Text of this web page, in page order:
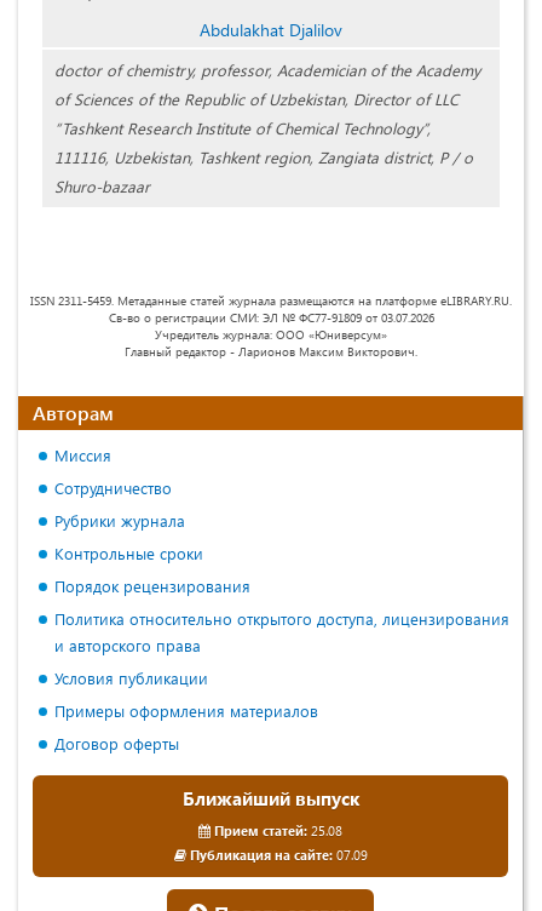
Abdulakhat Djalilov
doctor of chemistry, professor, Academician of the Academy
of Sciences of the Republic of Uzbekistan, Director of LLC
“Tashkent Research Institute of Chemical Technology”,
111116, Uzbekistan, Tashkent region, Zangiata district, P / o
Shuro-bazaar
ISSN 2311-5459. Метаданные статей журнала размещаются на платформе eLIBRARY.RU.
Св-во о регистрации СМИ: ЭЛ № ФС77-91809 от 03.07.2026
Учредитель журнала: ООО «Юниверсум»
Главный редактор - Ларионов Максим Викторович.
Авторам
Миссия
Сотрудничество
Рубрики журнала
Контрольные сроки
Порядок рецензирования
Политика относительно открытого доступа, лицензирования
и авторского права
Условия публикации
Примеры оформления материалов
Договор оферты
Ближайший выпуск
Прием статей: 25.08
Публикация на сайте:07.09